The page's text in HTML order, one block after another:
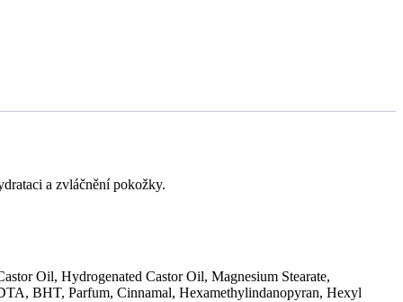
a zvláčnění pokožky.
Oil, Hydrogenated Castor Oil, Magnesium Stearate,
BHT, Parfum, Cinnamal, Hexamethylindanopyran, Hexyl